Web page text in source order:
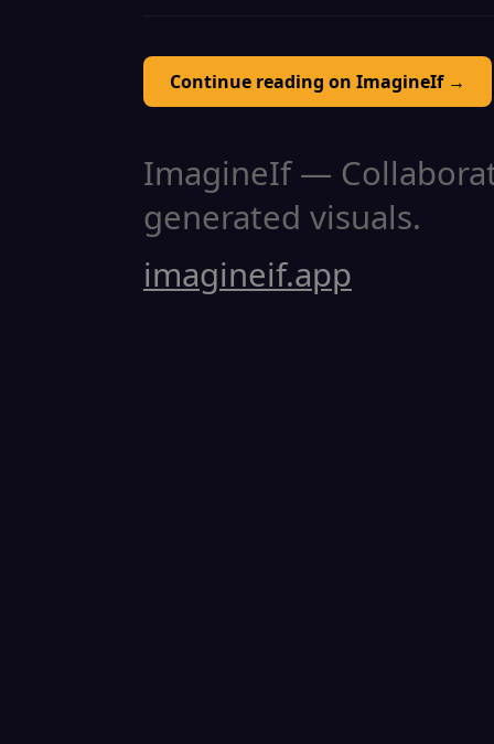
Continue reading on ImagineIf →
ImagineIf —
generated visuals.
imagineif.app